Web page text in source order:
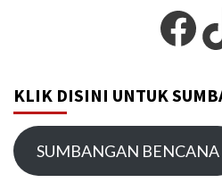
KLIK DISINI UNTUK
SUMBANGAN BENCANA